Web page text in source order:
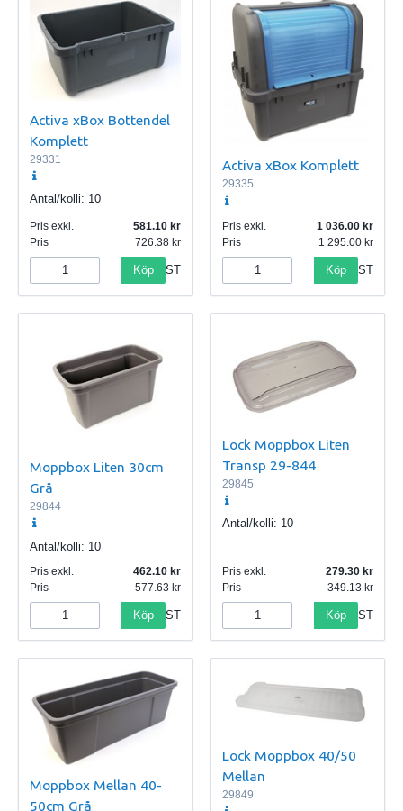
Activa xBox Bottendel
Komplett
29331
Antal/kolli: 10
Pris exkl.
581.10
Pris
726.38
Köp ST
Activa xBox Komplett
29335
Pris exkl.
1 036.00
Pris
1 295.00
Köp ST
Moppbox Liten 30cm
Grå
29844
Antal/kolli: 10
Pris exkl.
462.10
Pris
577.63
Köp ST
Lock Moppbox Liten
Transp 29-844
29845
Antal/kolli: 10
Pris exkl.
279.30
Pris
349.13
Köp ST
Moppbox Mellan 40-
50cm Grå
Lock Moppbox 40/50
Mellan
29849